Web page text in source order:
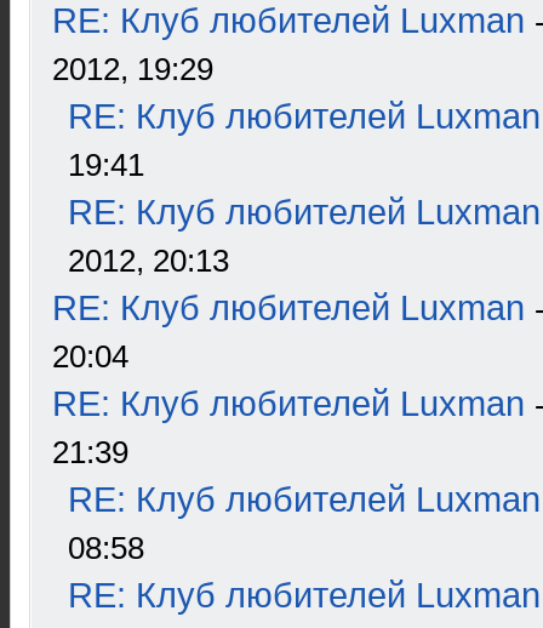
RE: Клуб любителей Luxman
2012, 19:29
RE: Клуб любителей Luxman
19:41
RE: Клуб любителей Luxman
2012, 20:13
RE: Клуб любителей Luxman
20:04
RE: Клуб любителей Luxman
21:39
RE: Клуб любителей Luxman
08:58
RE: Клуб любителей Luxman